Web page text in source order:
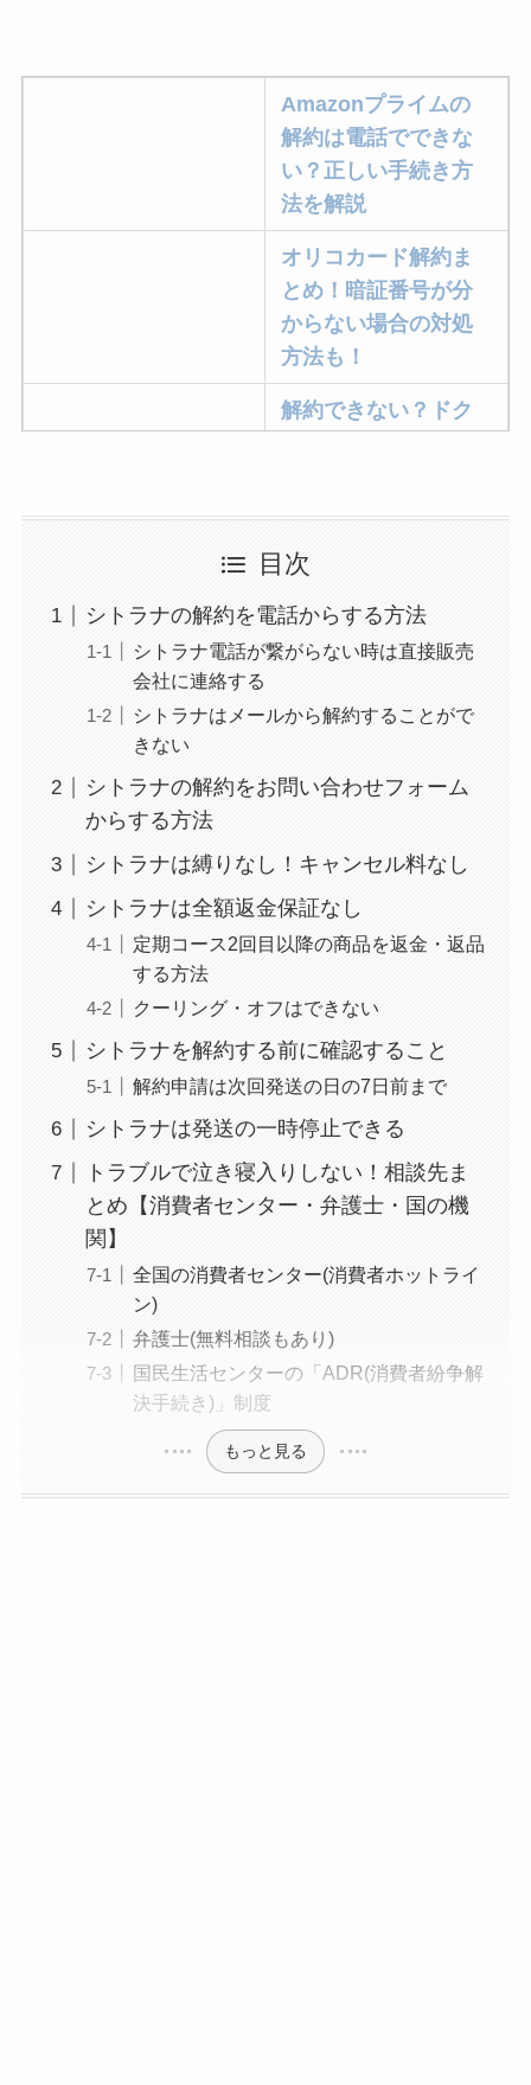
Amazonプライムの
解約は電話でできな
い？正しい手続き方
法を解説
オリコカード解約ま
とめ！暗証番号が分
からない場合の対処
方法も！
解約できない？ドク
解約方法まとめ！契
どうなる？
とめ！最短手続きや
詳しく解説！
まとめ！電話が繋が
らない時の裏ワザ
なにわサプリ
なぜ解約できない？
電話以外に手続きす
る方法ある？
ニューZの解約まと
め！電話が繋がらな
い時の裏ワザ
解約できない？バロ
する方法を完全攻略
目次
シトラナの解約を電話からする方法
シトラナ電話が繋がらない時は直接販売
会社に連絡する
シトラナはメールから解約することがで
きない
シトラナの解約をお問い合わせフォーム
からする方法
シトラナは縛りなし！キャンセル料なし
シトラナは全額返金保証なし
定期コース2回目以降の商品を返金・返品
する方法
クーリング・オフはできない
シトラナを解約する前に確認すること
解約申請は次回発送の日の7日前まで
シトラナは発送の一時停止できる
トラブルで泣き寝入りしない！相談先ま
とめ【消費者センター・弁護士・国の機
関】
全国の消費者センター(消費者ホットライ
ン)
弁護士(無料相談もあり)
国民生活センターの「ADR(消費者紛争解
決手続き)」制度
もっと見る